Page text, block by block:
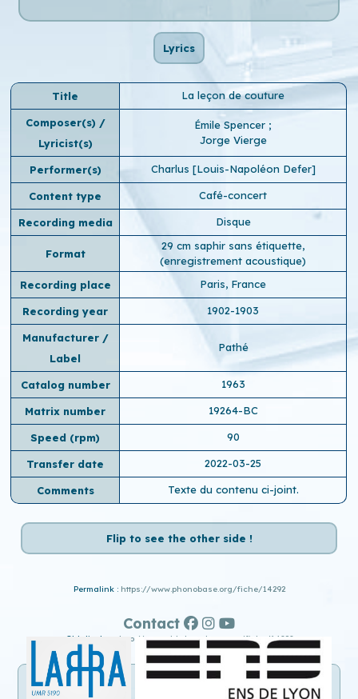
Lyrics
Title La leçon de couture
Composer(s) /
Lyricist(s)
Émile Spencer ;
Jorge Vierge
Performer(s) Charlus [Louis-Napoléon Defer]
Content type Café-concert
Recording media Disque
Format
29 cm saphir sans étiquette,
(enregistrement acoustique)
Recording place
Paris, France
Recording year 1902-1903
Manufacturer /
Label
Pathé
Catalog number 1963
Matrix number 19264-BC
Speed ​​(rpm) 90
Transfer date 2022-03-25
Comments Texte du contenu ci-joint.
Flip to see the other side !
Permalink : https://www.phonobase.org/fiche/14292
Old display : http://www.old.phonobase.org/fiche/14292
Contact